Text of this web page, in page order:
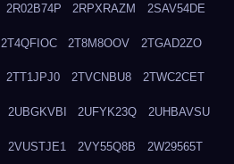
2R02B74P 2RPXRAZM 2SAV54DE
2T4QFIOC 2T8M8OOV 2TGAD2ZO
2TT1JPJ0 2TVCNBU8 2TWC2CET
2UBGKVBI 2UFYK23Q 2UHBAVSU
2VUSTJE1 2VY55Q8B 2W29565T